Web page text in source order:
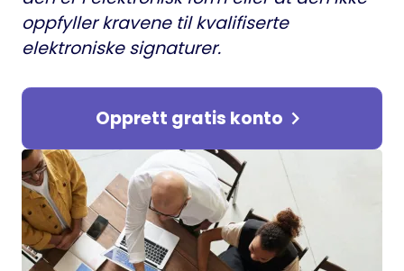
oppfyller kravene til kvalifiserte
elektroniske signaturer.
Opprett gratis konto